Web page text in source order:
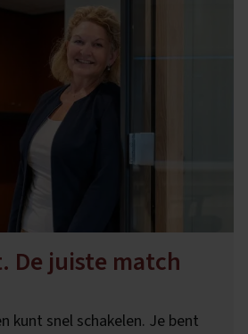
De juiste match
kunt snel schakelen. Je bent